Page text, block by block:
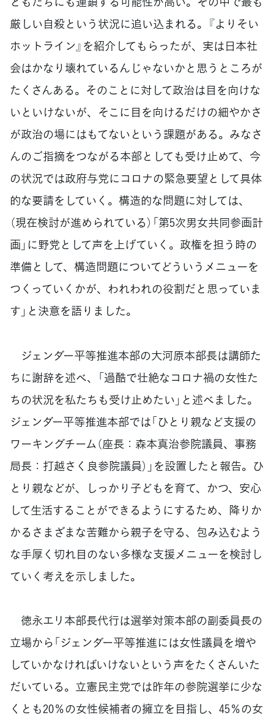
厳しい自殺という状況に追い込まれる。『よりそい
ホットライン』を紹介してもらったが、実は日本社
会はかなり壊れているんじゃないかと思うところが
たくさんある。そのことに対して政治は目を向けな
いといけないが、そこに目を向けるだけの細やかさ
が政治の場にはもてないという課題がある。みなさ
んのご指摘をつながる本部としても受け止めて、今
の状況では政府与党にコロナの緊急要望として具体
的な要請をしていく。構造的な問題に対しては、
（現在検討が進められている）「第5次男女共同参画計
画」に野党として声を上げていく。政権を担う時の
準備として、構造問題についてどういうメニューを
つくっていくかが、われわれの役割だと思っていま
す」と決意を語りました。
ジェンダー平等推進本部の大河原本部長は講師た
ちに謝辞を述べ、「過酷で壮絶なコロナ禍の女性た
ちの状況を私たちも受け止めたい」と述べました。
ジェンダー平等推進本部では「ひとり親など支援の
ワーキングチーム（座長：森本真治参院議員、事務
局長：打越さく良参院議員）」を設置したと報告。ひ
とり親などが、しっかり子どもを育て、かつ、安心
して生活することができるようにするため、降りか
かるさまざまな苦難から親子を守る、包み込むよう
な手厚く切れ目のない多様な支援メニューを検討し
ていく考えを示しました。
徳永エリ本部長代行は選挙対策本部の副委員長の
立場から「ジェンダー平等推進には女性議員を増や
していかなければいけないという声をたくさんいた
だいている。立憲民主党では昨年の参院選挙に少な
くとも20％の女性候補者の擁立を目指し、45％の女